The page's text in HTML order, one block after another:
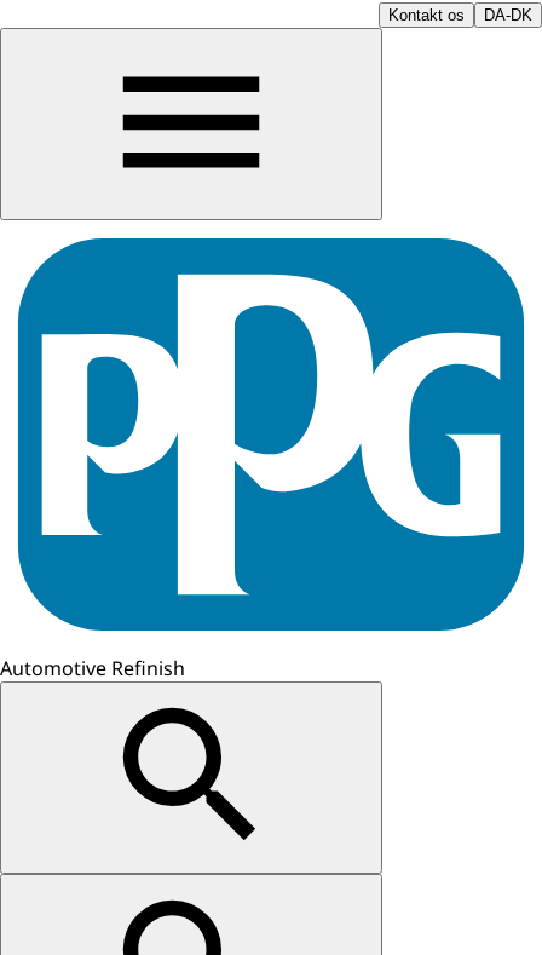
Kontakt os DA-DK
Automotive Refinish